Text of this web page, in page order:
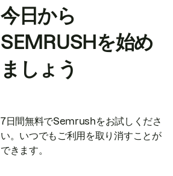
今日から
SEMRUSHを始め
ましょう
7日間無料でSemrushをお試しくださ
い。いつでもご利用を取り消すことが
できます。